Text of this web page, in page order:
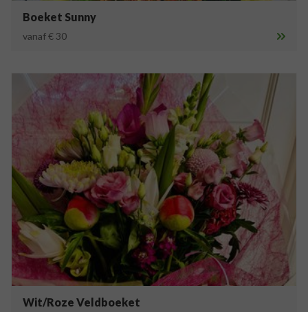
Boeket Sunny
vanaf € 30
Wit/Roze Veldboeket